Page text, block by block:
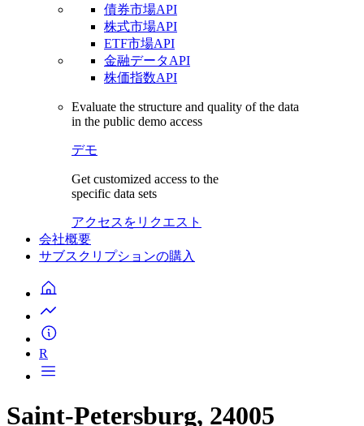
債券市場API
株式市場API
ETF市場API
金融データAPI
株価指数API
Evaluate the structure and quality of the data
in the public demo access
デモ
Get customized access to the
specific data sets
アクセスをリクエスト
会社概要
サブスクリプションの購入
R
Saint-Petersburg, 24005